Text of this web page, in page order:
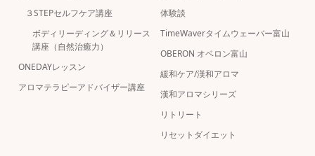
３STEPセルフケア講座
ボディリーディング＆リリース
講座（自然治癒力）
ONEDAYレッスン
アロマテラピーアドバイザー講座
体験談
TimeWaverタイムウェーバー富山
OBERON オベロン富山
緩和ケア/漢和アロマ
漢和アロマシリーズ
リトリート
リセットダイエット